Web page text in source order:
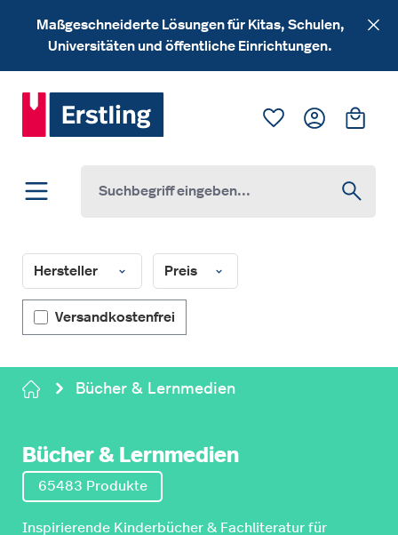
Zum Hauptinhalt springen
Maßgeschneiderte Lösungen für Kitas, Schulen,
Universitäten und öffentliche Einrichtungen.
Du hast 0
Hersteller Preis
Filter hinzufügen: Versandkostenfrei
Versandkostenfrei
Bücher & Lernmedien
Bücher & Lernmedien
65483 Produkte
Inspirierende Kinderbücher & Fachliteratur für